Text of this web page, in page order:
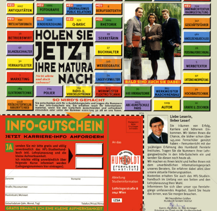
HFL HUMBOLDT FERNLEHRINSTITUT
Humboldt Fernlehr Institut
1997
Bild-ID: 32793